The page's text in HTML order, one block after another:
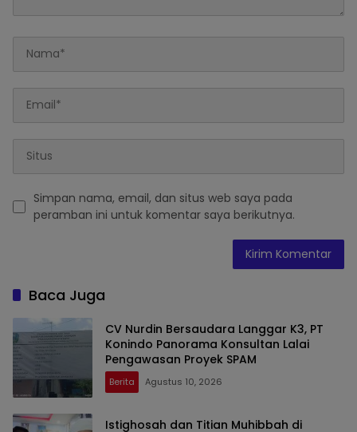
Simpan nama, email, dan situs web saya pada
peramban ini untuk komentar saya berikutnya.
Baca Juga
CV Nurdin Bersaudara Langgar K3, PT
Konindo Panorama Konsultan Lalai
Pengawasan Proyek SPAM
Berita Agustus 10, 2026
Istighosah dan Titian Muhibbah di